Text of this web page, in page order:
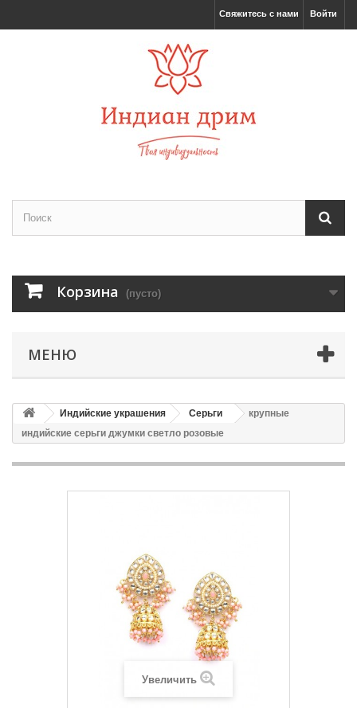
Войти
Свяжитесь с нами
Корзина (пусто)
МЕНЮ
Индийские украшения Серьги
крупные
индийские серьги джумки светло розовые
Увеличить